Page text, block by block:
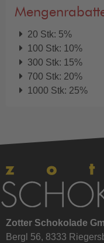
20 Stk: 5%
100 Stk: 10%
300 Stk: 15%
700 Stk: 20%
1000 Stk: 25%
Zotter Schokolade
Bergl 56, 8333